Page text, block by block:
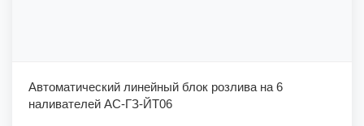
Автоматический линейный блок розлива на 6
наливателей АС-ГЗ-ЙТ06